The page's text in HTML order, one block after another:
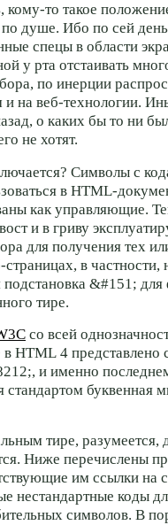
кому-то такое
душе. Ибо по сей
спецы в области
у рта отстаивать
по инерции
и на веб-технологии.
о каких бы то ни
не хотят.
Символы с
в HTML-
как управляющие.
и в гриву
для получения тех
страницах, в
подстановка &#151;
тире.
со всей
в HTML 4 представлено
и именно
стандартом буквенная
тире, разумеется,
Ниже перечислены
им ссылки на
нестандартные коды
символов. В